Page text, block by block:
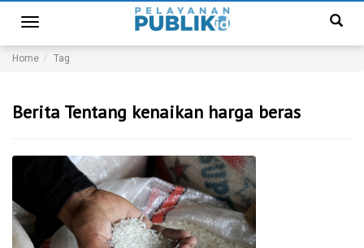
Toggle
navigation
Home Tag
Berita Tentang kenaikan harga beras